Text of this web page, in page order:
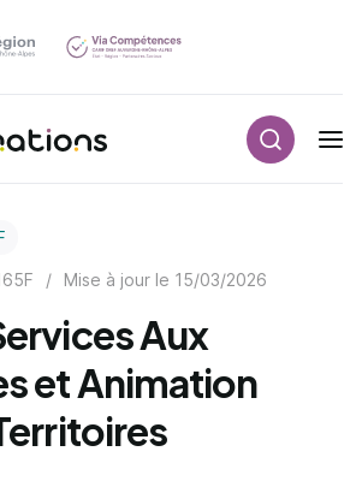
Navigation principale
/ Mise à jour le 15/03/2026
Aux
et Animation